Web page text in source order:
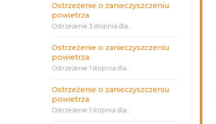
Ostrzeżenie o zanieczyszczeniu
powietrza
Ostrzeżenie 3 stopnia dla...
Ostrzeżenie o zanieczyszczeniu
powietrza
Ostrzeżenie 1 stopnia dla...
Ostrzeżenie o zanieczyszczeniu
powietrza
Ostrzeżenie 1 stopnia dla...